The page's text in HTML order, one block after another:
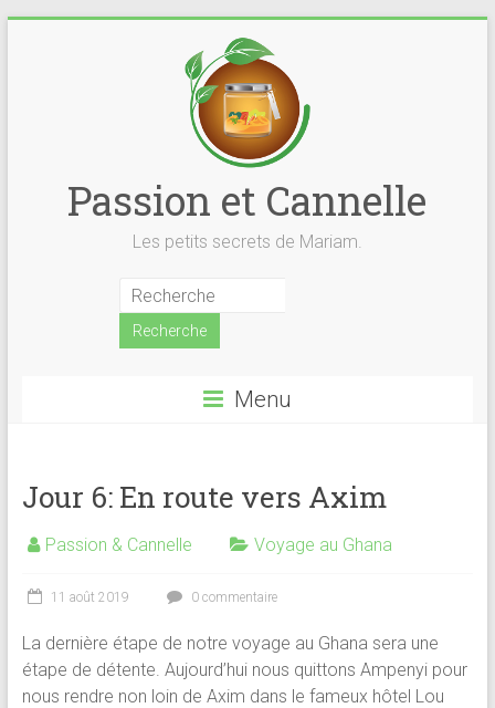
Passion et Cannelle
Les petits secrets de Mariam.
Menu
Jour 6: En route vers Axim
Passion & Cannelle Voyage au Ghana
11 août 2019 0 commentaire
La dernière étape de notre voyage au Ghana sera une
étape de détente. Aujourd’hui nous quittons Ampenyi pour
nous rendre non loin de Axim dans le fameux hôtel Lou